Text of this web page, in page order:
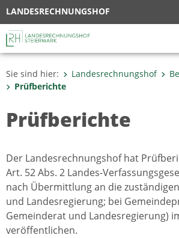
LANDESRECHNUNGSHOF
Sie sind hier: Landesrechnungshof
Prüfberichte
Prüfberichte
Der Landesrechnungshof hat
Art. 52 Abs. 2 Landes-
nach Übermittlung an die
und Landesregierung; bei
Gemeinderat und Landesregierung)
veröffentlichen.